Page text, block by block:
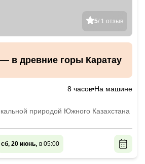
5/ 1 отзыв
в древние горы Каратау
8 часов На машине
природой Южного Казахстана
сб, 20 июнь, в 05:00